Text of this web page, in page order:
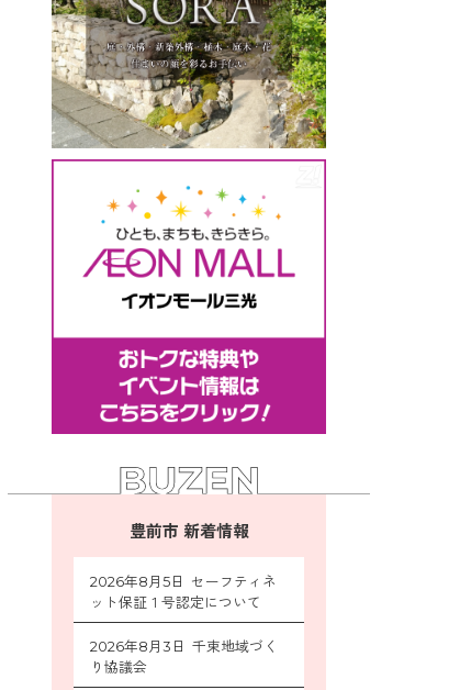
豊前市 新着情報
2026年8月5日 セーフティネ
ット保証１号認定について
2026年8月3日 千束地域づく
り協議会